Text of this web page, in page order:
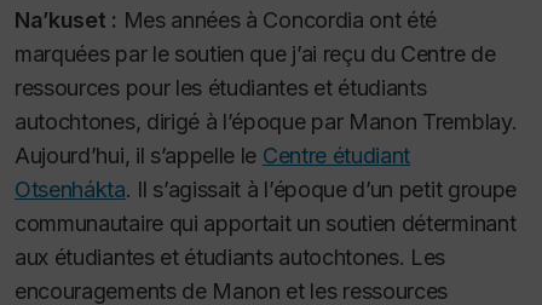
Na’kuset : Mes années à Concordia ont été
marquées par le soutien que j’ai reçu du Centre de
ressources pour les étudiantes et étudiants
autochtones, dirigé à l’époque par Manon Tremblay.
Aujourd’hui, il s’appelle le Centre étudiant
Otsenhákta. Il s’agissait à l’époque d’un petit groupe
communautaire qui apportait un soutien déterminant
aux étudiantes et étudiants autochtones. Les
encouragements de Manon et les ressources